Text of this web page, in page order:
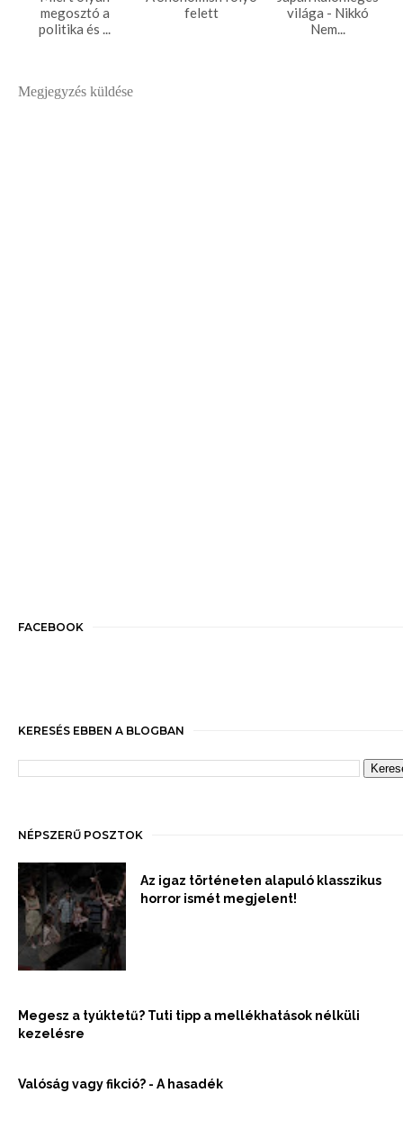
megosztó a
politika és ...
felett
világa - Nikkó
Nem...
Megjegyzés küldése
FACEBOOK
KERESÉS EBBEN A BLOGBAN
NÉPSZERŰ POSZTOK
Az igaz történeten alapuló klasszikus
horror ismét megjelent!
Megesz a tyúktetű? Tuti tipp a mellékhatások nélküli
kezelésre
Valóság vagy fikció? - A hasadék